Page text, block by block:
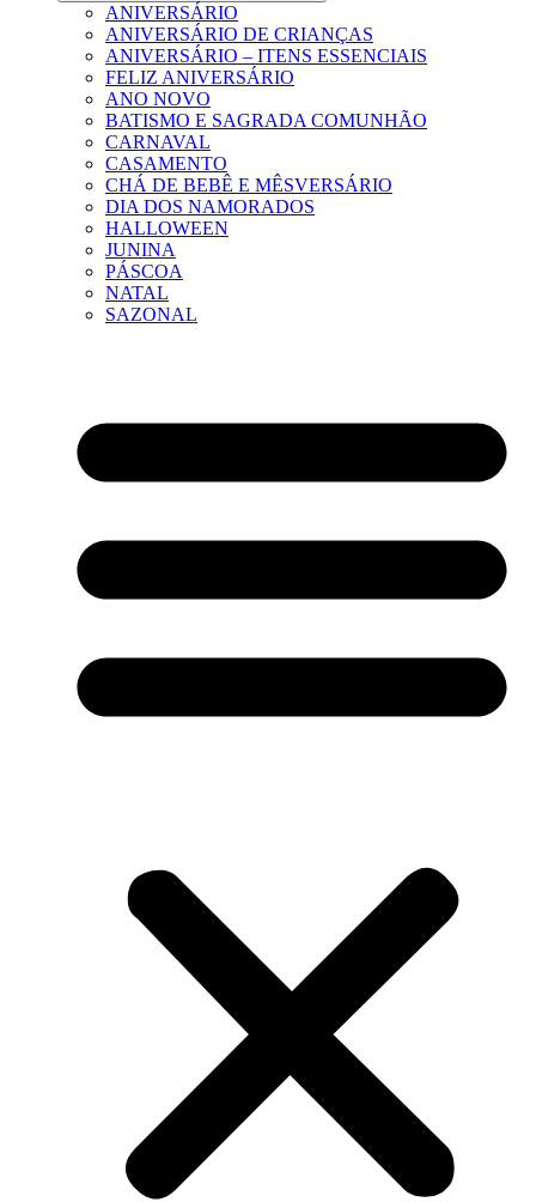
ANIVERSÁRIO
ANIVERSÁRIO DE CRIANÇAS
ANIVERSÁRIO – ITENS ESSENCIAIS
FELIZ ANIVERSÁRIO
ANO NOVO
BATISMO E SAGRADA COMUNHÃO
CARNAVAL
CASAMENTO
CHÁ DE BEBÊ E MÊSVERSÁRIO
DIA DOS NAMORADOS
HALLOWEEN
JUNINA
PÁSCOA
NATAL
SAZONAL